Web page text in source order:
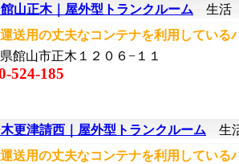
山正木｜屋外型トランクルーム 生活
送用の丈夫なコンテナを利用している
館山市正木１２０６−１１
524-185
更津請西｜屋外型トランクルーム 生
送用の丈夫なコンテナを利用している